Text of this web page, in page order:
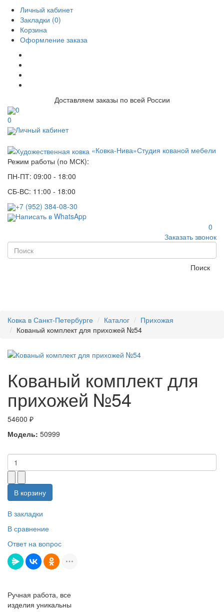
Личный кабинет
Закладки (0)
Корзина
Оформление заказа
Доставляем заказы по всей России
0
0
Личный кабинет
«Ковка-Нива»Студия кованой мебели
Режим работы (по МСК):
ПН-ПТ: 09:00 - 18:00
СБ-ВС: 11:00 - 18:00
+7 (952) 384-08-30
Написать в WhatsApp
0
Заказать звонок
Поиск
Ковка в Санкт-Петербурге Каталог
Прихожая
Кованый комплект для прихожей №54
Кованый комплект для
прихожей №54
54600 ₽
Модель: 50999
В корзину
В закладки
В сравнение
Ответ на вопрос
Ручная работа, все
изделия уникальны